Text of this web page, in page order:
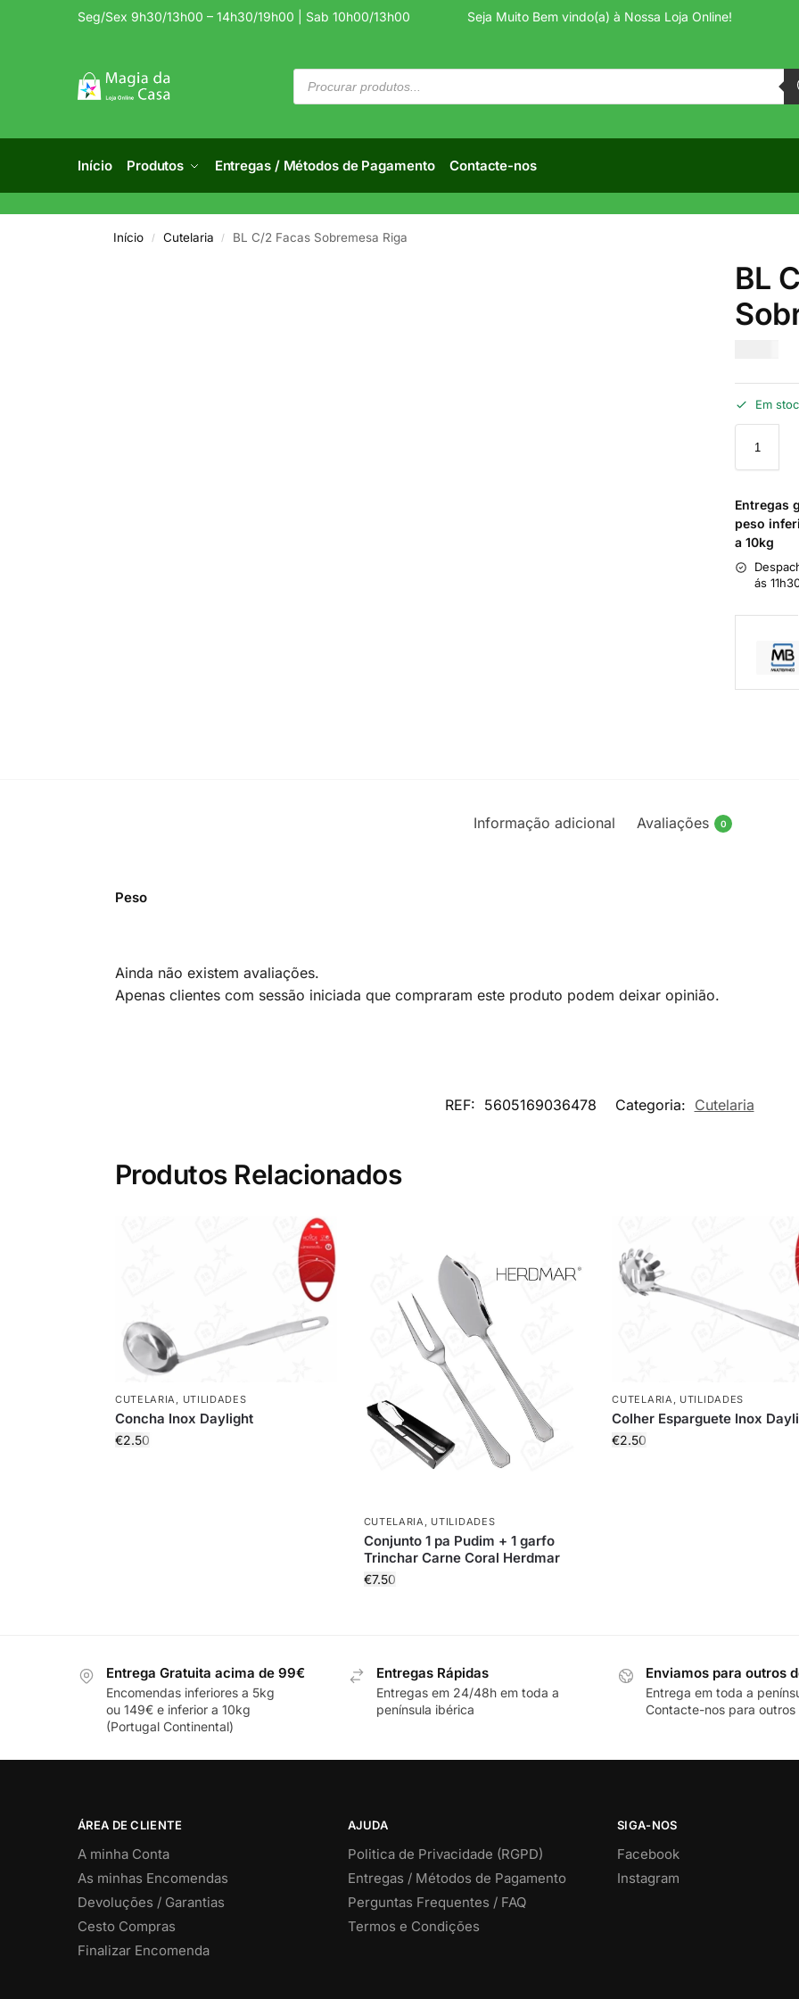
Seg/Sex 9h30/13h00 – 14h30/19h00 | Sab 10h00/13h00 Seja Muito Bem vindo(a) à Nossa Loja Online!
Início Produtos Entregas / Métodos de Pagamento Contacte-nos
Início / Cutelaria / BL C/2 Facas Sobremesa Riga
BL
Em
Entregas
peso
a 10kg
ás
Informação adicional Avaliações 0
Peso
Ainda não existem avaliações.
Apenas clientes com sessão iniciada que compraram este produto podem deixar opinião.
REF: 5605169036478 Categoria: Cutelaria
Produtos Relacionados
CUTELARIA, UTILIDADES
Concha Inox Daylight
€2.50
CUTELARIA, UTILIDADES
Conjunto 1 pa Pudim + 1 garfo
Trinchar Carne Coral Herdmar
€7.50
CUTELARIA, UTILIDADES
Colher Esparguete Inox
€2.50
Entrega Gratuita acima de 99€
Encomendas inferiores a 5kg
ou 149€ e inferior a 10kg
(Portugal Continental)
Entregas Rápidas
Entregas em 24/48h em toda a
península ibérica
Enviamos para outros
Entrega em toda a
Contacte-nos para outros
ÁREA DE CLIENTE
A minha Conta
As minhas Encomendas
Devoluções / Garantias
Cesto Compras
Finalizar Encomenda
AJUDA
Politica de Privacidade (RGPD)
Entregas / Métodos de Pagamento
Perguntas Frequentes / FAQ
Termos e Condições
SIGA-NOS
Facebook
Instagram